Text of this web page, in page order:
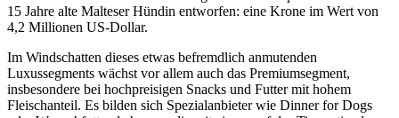
15 Jahre alte Malteser Hündin entworfen: eine Krone im Wert von
4,2 Millionen US-Dollar.
Im Windschatten dieses etwas befremdlich anmutenden
Luxussegments wächst vor allem auch das Premiumsegment,
insbesondere bei hochpreisigen Snacks und Futter mit hohem
Fleischanteil. Es bilden sich Spezialanbieter wie Dinner for Dogs